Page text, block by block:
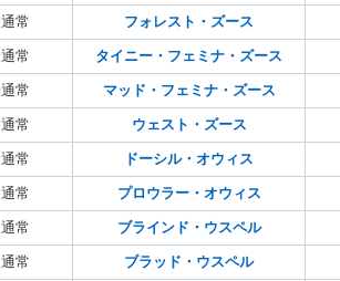
通常 フォレスト・ズース
通常 タイニー・フェミナ・ズース
通常 マッド・フェミナ・ズース
通常 ウェスト・ズース
通常 ドーシル・オウィス
通常 プロウラー・オウィス
通常 ブラインド・ウスペル
通常 ブラッド・ウスペル